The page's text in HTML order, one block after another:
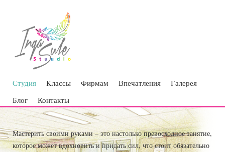
Студия Kлассы Фирмам Впечатления
Галерея
Блог
Контакты
Мастерить своими руками – это настолько превосходное занятие,
которое может вдохновить и придать сил, что стоит обязательно